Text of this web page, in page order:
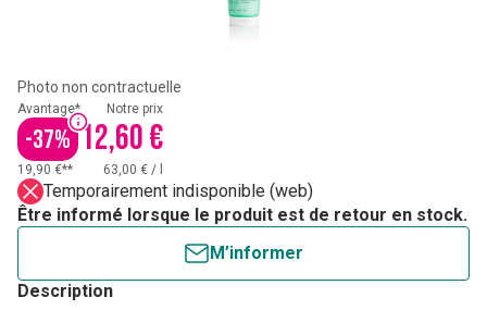
Photo non contractuelle
Avantage*
-37%
Notre prix
12,60 €
19,90 €** 63,00 € /
Temporairement indisponible (web)
Être informé lorsque le produit est de retour en stock.
M’informer
Description